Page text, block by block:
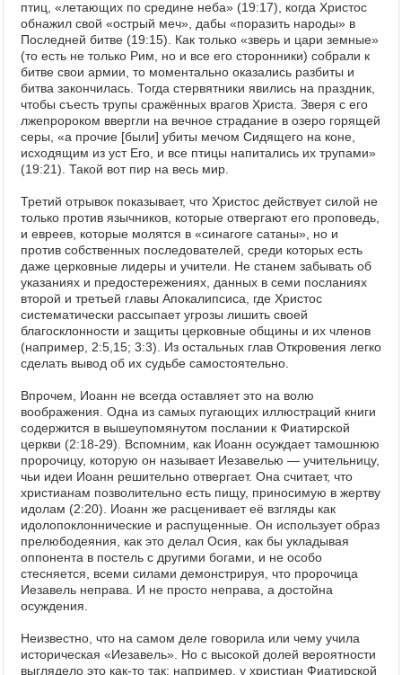
птиц, «летающих по средине неба» (19:17), когда Христос
обнажил свой «острый меч», дабы «поразить народы» в
Последней битве (19:15). Как только «зверь и цари земные»
(то есть не только Рим, но и все его сторонники) собрали к
битве свои армии, то моментально оказались разбиты и
битва закончилась. Тогда стервятники явились на праздник,
чтобы съесть трупы сражённых врагов Христа. Зверя с его
лжепророком ввергли на вечное страдание в озеро горящей
серы, «а прочие [были] убиты мечом Сидящего на коне,
исходящим из уст Его, и все птицы напитались их трупами»
(19:21). Такой вот пир на весь мир.
Третий отрывок показывает, что Христос действует силой не
только против язычников, которые отвергают его проповедь,
и евреев, которые молятся в «синагоге сатаны», но и
против собственных последователей, среди которых есть
даже церковные лидеры и учители. Не станем забывать об
указаниях и предостережениях, данных в семи посланиях
второй и третьей главы Апокалипсиса, где Христос
систематически рассыпает угрозы лишить своей
благосклонности и защиты церковные общины и их членов
(например, 2:5,15; 3:3). Из остальных глав Откровения легко
сделать вывод об их судьбе самостоятельно.
Впрочем, Иоанн не всегда оставляет это на волю
воображения. Одна из самых пугающих иллюстраций книги
содержится в вышеупомянутом послании к Фиатирской
церкви (2:18-29). Вспомним, как Иоанн осуждает тамошнюю
пророчицу, которую он называет Иезавелью — учительницу,
чьи идеи Иоанн решительно отвергает. Она считает, что
христианам позволительно есть пищу, приносимую в жертву
идолам (2:20). Иоанн же расценивает её взгляды как
идолопоклоннические и распущенные. Он использует образ
прелюбодеяния, как это делал Осия, как бы укладывая
оппонента в постель с другими богами, и не особо
стесняется, всеми силами демонстрируя, что пророчица
Иезавель неправа. И не просто неправа, а достойна
осуждения.
Неизвестно, что на самом деле говорила или чему учила
историческая «Иезавель». Но с высокой долей вероятности
выглядело это как-то так: например, у христиан Фиатирской